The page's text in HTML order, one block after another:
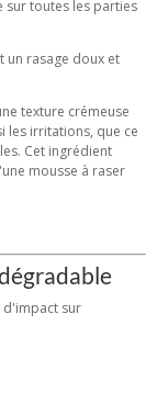
sur toutes les parties
un rasage doux et
texture crémeuse
les irritations, que ce
Cet ingrédient
mousse à raser
d'impact sur